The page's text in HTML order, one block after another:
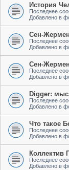
История
Последнее
Добавлено в
Сен-
Последнее
Добавлено в
Сен-
Последнее
Добавлено в
Digger:
Последнее
Добавлено в
Что такое
Последнее
Добавлено в
Коллектив
Последнее
Добавлено в